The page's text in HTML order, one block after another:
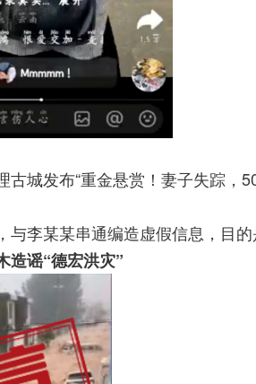
古城发布“重金悬赏！妻子失踪，
与李某某串通编造虚假信息，目
造谣“德宏洪灾”